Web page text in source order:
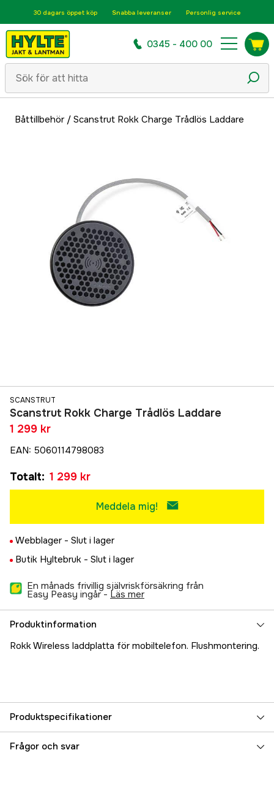
30 dagars öppet köp Snabba leveranser Personlig service
0345 - 400 00
Båttillbehör/ Scanstrut Rokk Charge Trådlös Laddare
SCANSTRUT
Scanstrut Rokk Charge Trådlös Laddare
1 299 kr
EAN: 5060114798083
Totalt: 1 299 kr
Meddela mig!
Webblager - Slut i lager
Butik Hyltebruk - Slut i lager
En månads frivillig självriskförsäkring från
Easy Peasy ingår - läs mer
Produktinformation
Rokk Wireless laddplatta för mobiltelefon. Flushmontering.
Produktspecifikationer
Referensnummer 5000023042
Frågor och svar